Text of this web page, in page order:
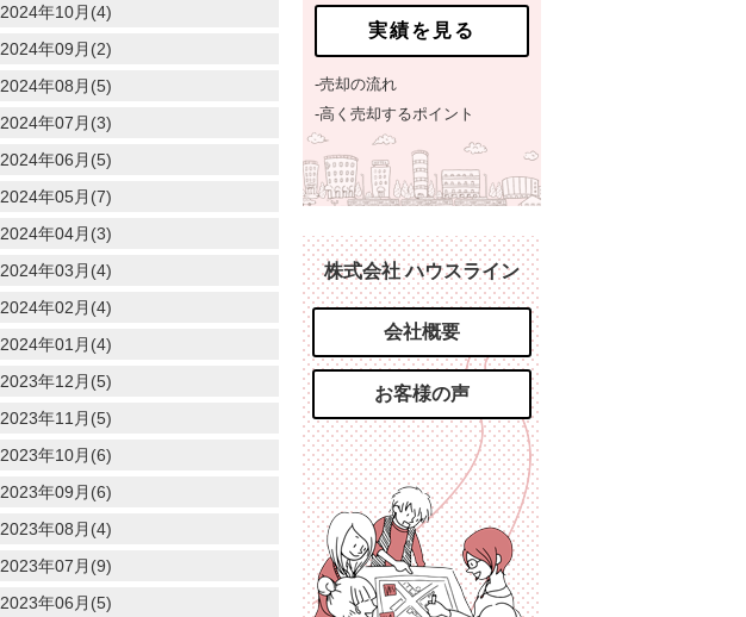
2024年10月(4)
2024年09月(2)
2024年08月(5)
2024年07月(3)
2024年06月(5)
2024年05月(7)
2024年04月(3)
2024年03月(4)
2024年02月(4)
2024年01月(4)
2023年12月(5)
2023年11月(5)
2023年10月(6)
2023年09月(6)
2023年08月(4)
2023年07月(9)
2023年06月(5)
実績を見る
-売却の流れ
-高く売却するポイント
株式会社 ハウスライン
会社概要
お客様の声